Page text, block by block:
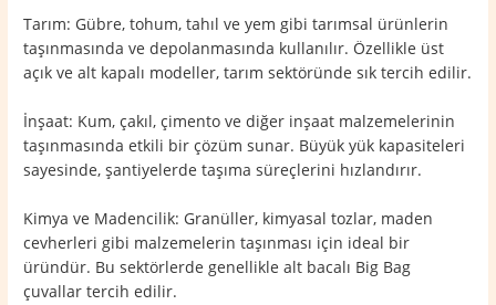
Tarım: Gübre, tohum, tahıl ve yem gibi tarımsal ürünlerin
taşınmasında ve depolanmasında kullanılır. Özellikle üst
açık ve alt kapalı modeller, tarım sektöründe sık tercih edilir.
İnşaat: Kum, çakıl, çimento ve diğer inşaat malzemelerinin
taşınmasında etkili bir çözüm sunar. Büyük yük kapasiteleri
sayesinde, şantiyelerde taşıma süreçlerini hızlandırır.
Kimya ve Madencilik: Granüller, kimyasal tozlar, maden
cevherleri gibi malzemelerin taşınması için ideal bir
üründür. Bu sektörlerde genellikle alt bacalı Big Bag
çuvallar tercih edilir.